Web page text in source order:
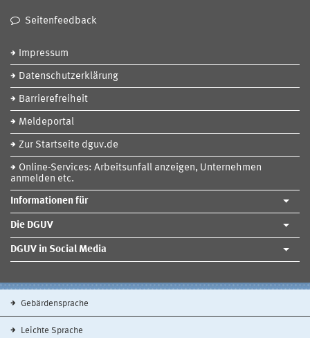
Seitenfeedback
Impressum
Datenschutzerklärung
Barrierefreiheit
Meldeportal
Zur Startseite dguv.de
Online-Services: Arbeitsunfall anzeigen, Unternehmen
anmelden etc.
Informationen für
Die DGUV
DGUV in Social Media
Gebärdensprache
Leichte Sprache